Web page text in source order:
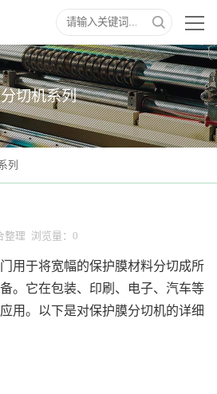
分切机系列
列
整理 浏览量： 0
用于将宽幅的保护膜材料分切成所
。它在包装、印刷、电子、汽车等
用。以下是对保护膜分切机的详细